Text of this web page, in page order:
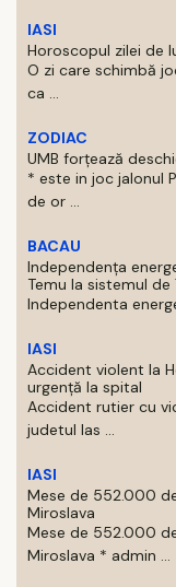
IASI
Horoscopul zilei de
O zi care schimbă
ca ...
ZODIAC
UMB forțează
* este in joc jalonul
de or ...
BACAU
Independența
Temu la sistemul
Independenta
IASI
Accident violent la
urgență la spital
Accident rutier cu
judetul Ias ...
IASI
Mese de 552.000
Miroslava
Mese de 552.000
Miroslava * admin ...